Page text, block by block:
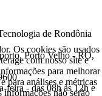
de Rondônia
Porto Velho - RO,
feira - das 08h às 12h e
Os cookies são usados
com nosso site e
para melhorar
para análises e métricas
informações não serão